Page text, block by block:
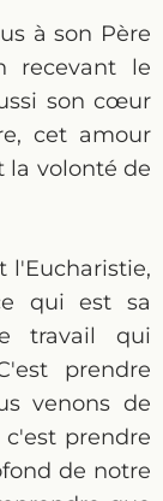
à son Père
recevant le
son cœur
cet amour
la volonté de
l'Eucharistie,
qui est sa
travail qui
prendre
venons de
c'est prendre
de notre